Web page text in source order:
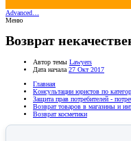
Advanced…
Меню
Возврат
Автор темы Lawyers
Дата начала 27 Окт 2017
Главная
Консультации юристов по
Защита прав потребителей -
Возврат товаров в магазины и
Возврат косметики